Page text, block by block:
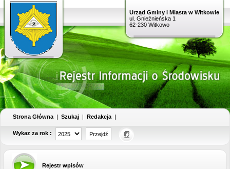
Urząd Gminy i Miasta w Witkowie
ul. Gnieźnieńska 1
62-230 Witkowo
Strona Główna | Szukaj | Redakcja |
Wykaz za rok :
Rejestr wpisów